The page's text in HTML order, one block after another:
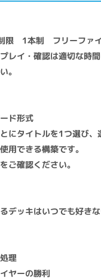
限 1本制 フリーファ
レイ・確認は適切な時
。
ド形式
にタイトルを1つ選び、
用できる構築です。
をご確認ください。
デッキはいつでも好き
理
ヤーの勝利